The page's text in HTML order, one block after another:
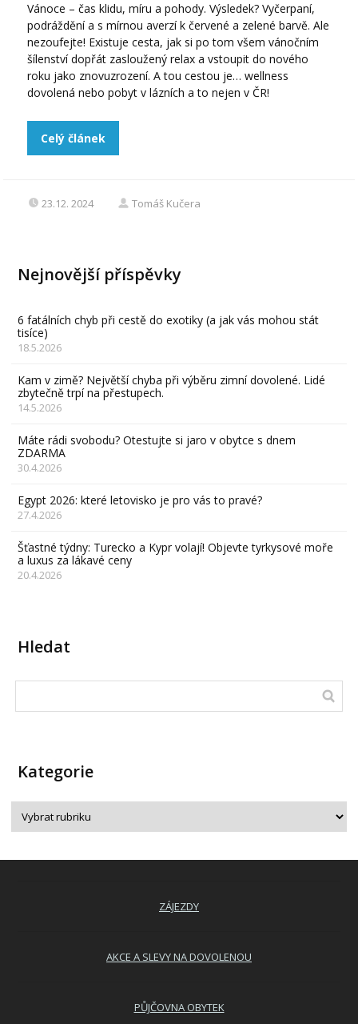
Vánoce – čas klidu, míru a pohody. Výsledek? Vyčerpaní,
podráždění a s mírnou averzí k červené a zelené barvě. Ale
nezoufejte! Existuje cesta, jak si po tom všem vánočním
šílenství dopřát zasloužený relax a vstoupit do nového
roku jako znovuzrození. A tou cestou je… wellness
dovolená nebo pobyt v lázních a to nejen v ČR!
Celý článek
23.12. 2024 Tomáš Kučera
Nejnovější příspěvky
6 fatálních chyb při cestě do exotiky (a jak vás mohou stát
tisíce)
18.5.2026
Kam v zimě? Největší chyba při výběru zimní dovolené. Lidé
zbytečně trpí na přestupech.
14.5.2026
Máte rádi svobodu? Otestujte si jaro v obytce s dnem
ZDARMA
30.4.2026
Egypt 2026: které letovisko je pro vás to pravé?
27.4.2026
Šťastné týdny: Turecko a Kypr volají! Objevte tyrkysové moře
a luxus za lákavé ceny
20.4.2026
Hledat
Kategorie
ZÁJEZDY
AKCE A SLEVY NA DOVOLENOU
PŮJČOVNA OBYTEK